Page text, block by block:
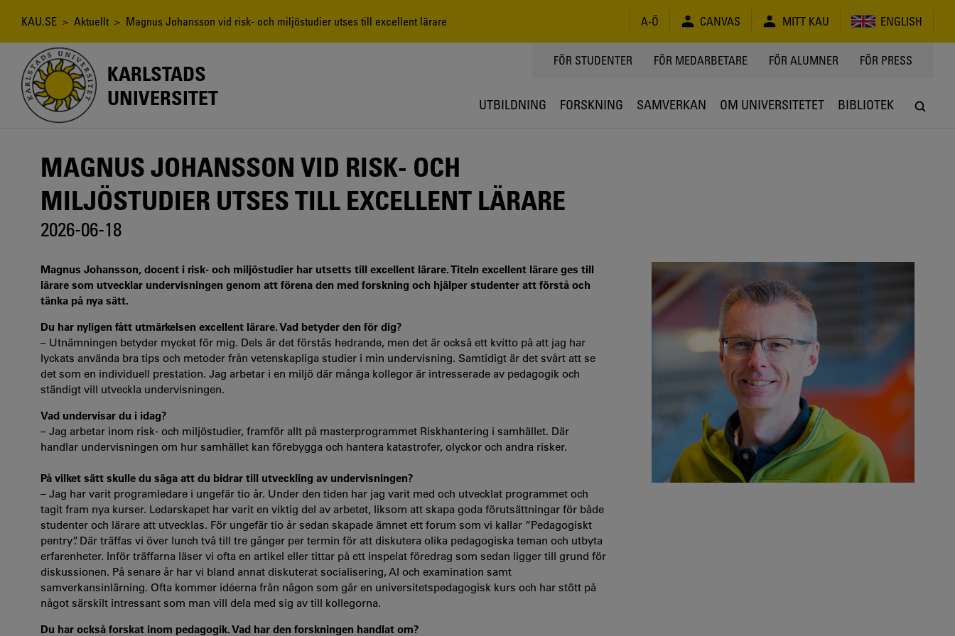
Länkstig
KAU.SE > Aktuellt > Magnus Johansson vid risk- och miljöstudier utses till excellent lärare A-Ö CANVAS MITT KAU ENGLISH
KARLSTADS
UNIVERSITET
TOPPMENY
FÖR STUDENTER FÖR MEDARBETARE FÖR ALUMNER FÖR PRESS
UTBILDNING FORSKNING SAMVERKAN OM UNIVERSITETET BIBLIOTEK
MAGNUS JOHANSSON VID RISK- OCH
MILJÖSTUDIER UTSES TILL EXCELLENT LÄRARE
2026-06-18
Magnus Johansson, docent i risk- och miljöstudier har utsetts till excellent lärare. Titeln excellent lärare ges till
lärare som utvecklar undervisningen genom att förena den med forskning och hjälper studenter att förstå och
tänka på nya sätt.
Du har nyligen fått utmärkelsen excellent lärare. Vad betyder den för dig?
– Utnämningen betyder mycket för mig. Dels är det förstås hedrande, men det är också ett kvitto på att jag har
lyckats använda bra tips och metoder från vetenskapliga studier i min undervisning. Samtidigt är det svårt att se
det som en individuell prestation. Jag arbetar i en miljö där många kollegor är intresserade av pedagogik och
ständigt vill utveckla undervisningen.
Vad undervisar du i idag?
– Jag arbetar inom risk- och miljöstudier, framför allt på masterprogrammet Riskhantering i samhället. Där
handlar undervisningen om hur samhället kan förebygga och hantera katastrofer, olyckor och andra risker.
På vilket sätt skulle du säga att du bidrar till utveckling av undervisningen?
– Jag har varit programledare i ungefär tio år. Under den tiden har jag varit med och utvecklat programmet och
tagit fram nya kurser. Ledarskapet har varit en viktig del av arbetet, liksom att skapa goda förutsättningar för både
studenter och lärare att utvecklas. För ungefär tio år sedan skapade ämnet ett forum som vi kallar ”Pedagogiskt
pentry”. Där träffas vi över lunch två till tre gånger per termin för att diskutera olika pedagogiska teman och utbyta
erfarenheter. Inför träffarna läser vi ofta en artikel eller tittar på ett inspelat föredrag som sedan ligger till grund för
diskussionen. På senare år har vi bland annat diskuterat socialisering, AI och examination samt
samverkansinlärning. Ofta kommer idéerna från någon som går en universitets­pedagogisk kurs och har stött på
något särskilt intressant som man vill dela med sig av till kollegorna.
Du har också forskat inom pedagogik. Vad har den forskningen handlat om?